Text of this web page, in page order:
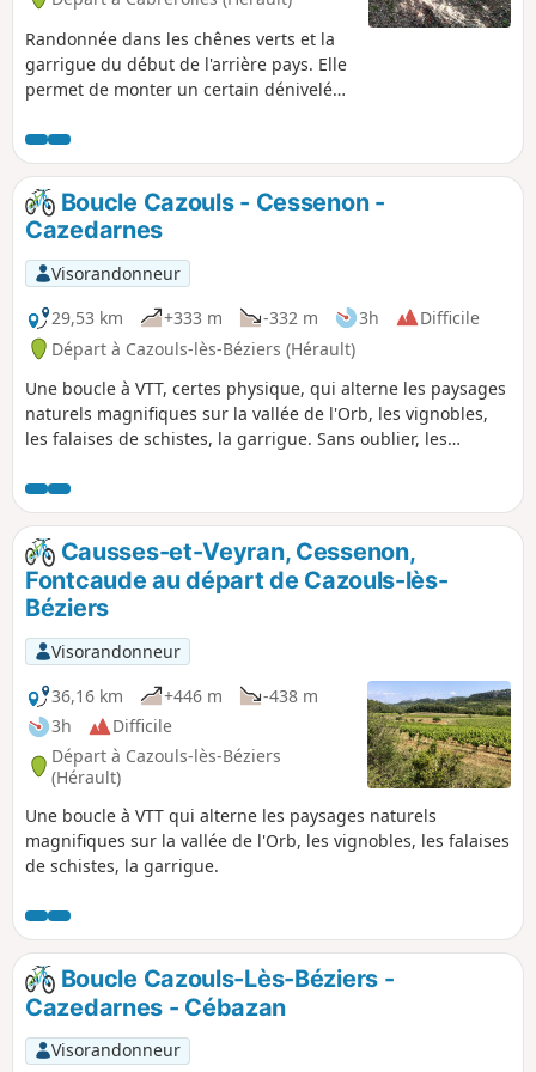
Randonnée dans les chênes verts et la
garrigue du début de l'arrière pays. Elle
permet de monter un certain dénivelé
redescendre "brusquement" par le
Chemin de la Bouissonade (ancienne
route Romaine) longée par des murs de
pierres.Boucle Cazouls - Cessenon -
Cazedarnes
Visorandonneur
29,53 km
+333 m -332 m 3h
Difficile
Départ à Cazouls-lès-Béziers (Hérault)
Une boucle à VTT, certes physique, qui alterne les paysages
naturels magnifiques sur la vallée de l'Orb, les vignobles,
les falaises de schistes, la garrigue. Sans oublier, les
l'Orb, l'Abbaye de Fontcaude, la table d'orientation et le
Menhir de Cazouls.
Causses-et-Veyran, Cessenon,
Fontcaude au départ de Cazouls-lès-
Béziers
Visorandonneur
36,16 km
+446 m
-438 m
3h
Difficile
Départ à Cazouls-lès-Béziers
(Hérault)
Une boucle à VTT qui alterne les paysages naturels
magnifiques sur la vallée de l'Orb, les vignobles, les falaises
de schistes, la garrigue.
Boucle Cazouls-Lès-Béziers -
Cazedarnes - Cébazan
Visorandonneur